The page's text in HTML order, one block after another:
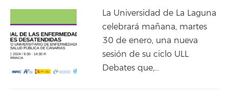
La Universidad de La Laguna
celebrará mañana, martes
30 de enero, una nueva
sesión de su ciclo ULL
Debates que,…